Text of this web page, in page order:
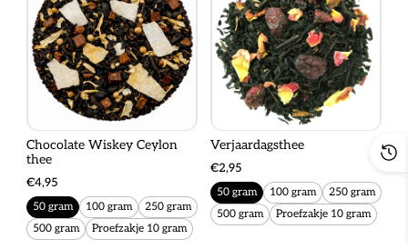
Chocolate Wiskey Ceylon
thee
€4,95
50 gram 100 gram
250 gram
500 gram
Proefzakje 10 gram
Verjaardagsthee
€2,95
50 gram 100 gram
250 gram
500 gram
Proefzakje 10 gram